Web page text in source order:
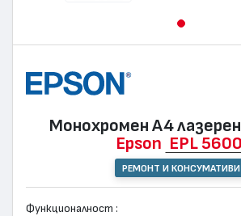
Монохромен А4
Epson EPL 5600
РЕМОНТ И КОНСУМАТИВИ
Функционалност :